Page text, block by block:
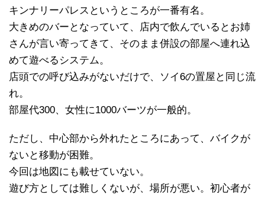
キンナリーパレスというところが一番有名。
大きめのバーとなっていて、店内で飲んでいるとお姉
さんが言い寄ってきて、そのまま併設の部屋へ連れ込
めて遊べるシステム。
店頭での呼び込みがないだけで、ソイ6の置屋と同じ流
れ。
部屋代300、女性に1000バーツが一般的。
ただし、中心部から外れたところにあって、バイクが
ないと移動が困難。
今回は地図にも載せていない。
遊び方としては難しくないが、場所が悪い。初心者が